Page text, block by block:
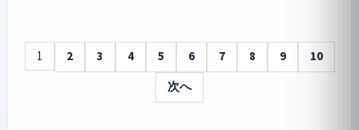
1 2 3 4 5 6 7 8 9
10
次へ